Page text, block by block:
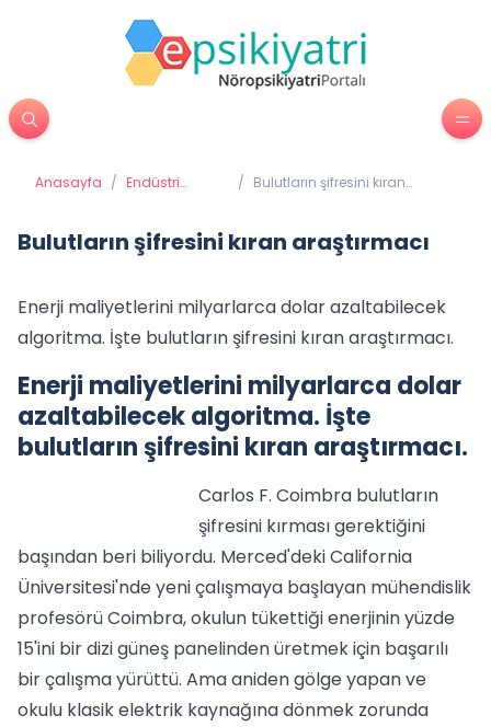
Anasayfa / Endüstri
/ Bulutların şifresini kıran
Bulutların şifresini kıran araştırmacı
Enerji maliyetlerini milyarlarca dolar azaltabilecek
algoritma. İşte bulutların şifresini kıran araştırmacı.
Enerji maliyetlerini milyarlarca dolar
azaltabilecek algoritma. İşte
bulutların şifresini kıran araştırmacı.
Carlos F. Coimbra bulutların
şifresini kırması gerektiğini
başından beri biliyordu. Merced'deki California
Üniversitesi'nde yeni çalışmaya başlayan mühendislik
profesörü Coimbra, okulun tükettiği enerjinin yüzde
15'ini bir dizi güneş panelinden üretmek için başarılı
bir çalışma yürüttü. Ama aniden gölge yapan ve
okulu klasik elektrik kaynağına dönmek zorunda